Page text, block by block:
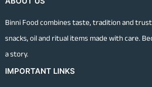
Binni Food combines taste, tradition and
snacks, oil and ritual items made with care.
a story.
IMPORTANT LINKS